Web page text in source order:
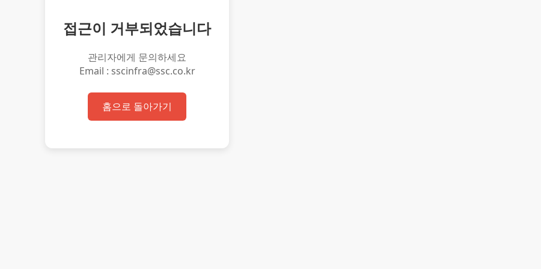
접근이 거부되었습니다
관리자에게 문의하세요
Email : sscinfra@ssc.co.kr
홈으로 돌아가기